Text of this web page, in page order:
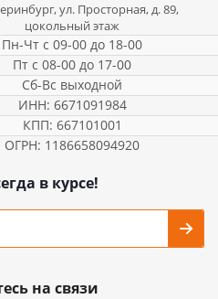
ул. Просторная, д. 89,
цокольный этаж
Пн-Чт с 09-00 до 18-00
Пт с 08-00 до 17-00
Сб-Вс выходной
ИНН: 6671091984
КПП: 667101001
ОГРН: 1186658094920
в курсе!
на связи